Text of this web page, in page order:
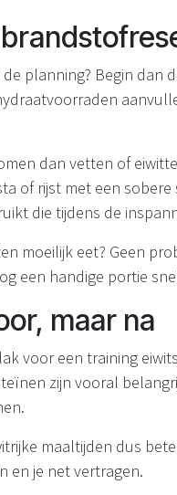
planning? Begin dan
dan vetten of
of rijst met een sobere
die tijdens de
moeilijk eet? Geen
een handige portie
maar na
voor een training
zijn vooral
maaltijden dus
en je net vertragen.